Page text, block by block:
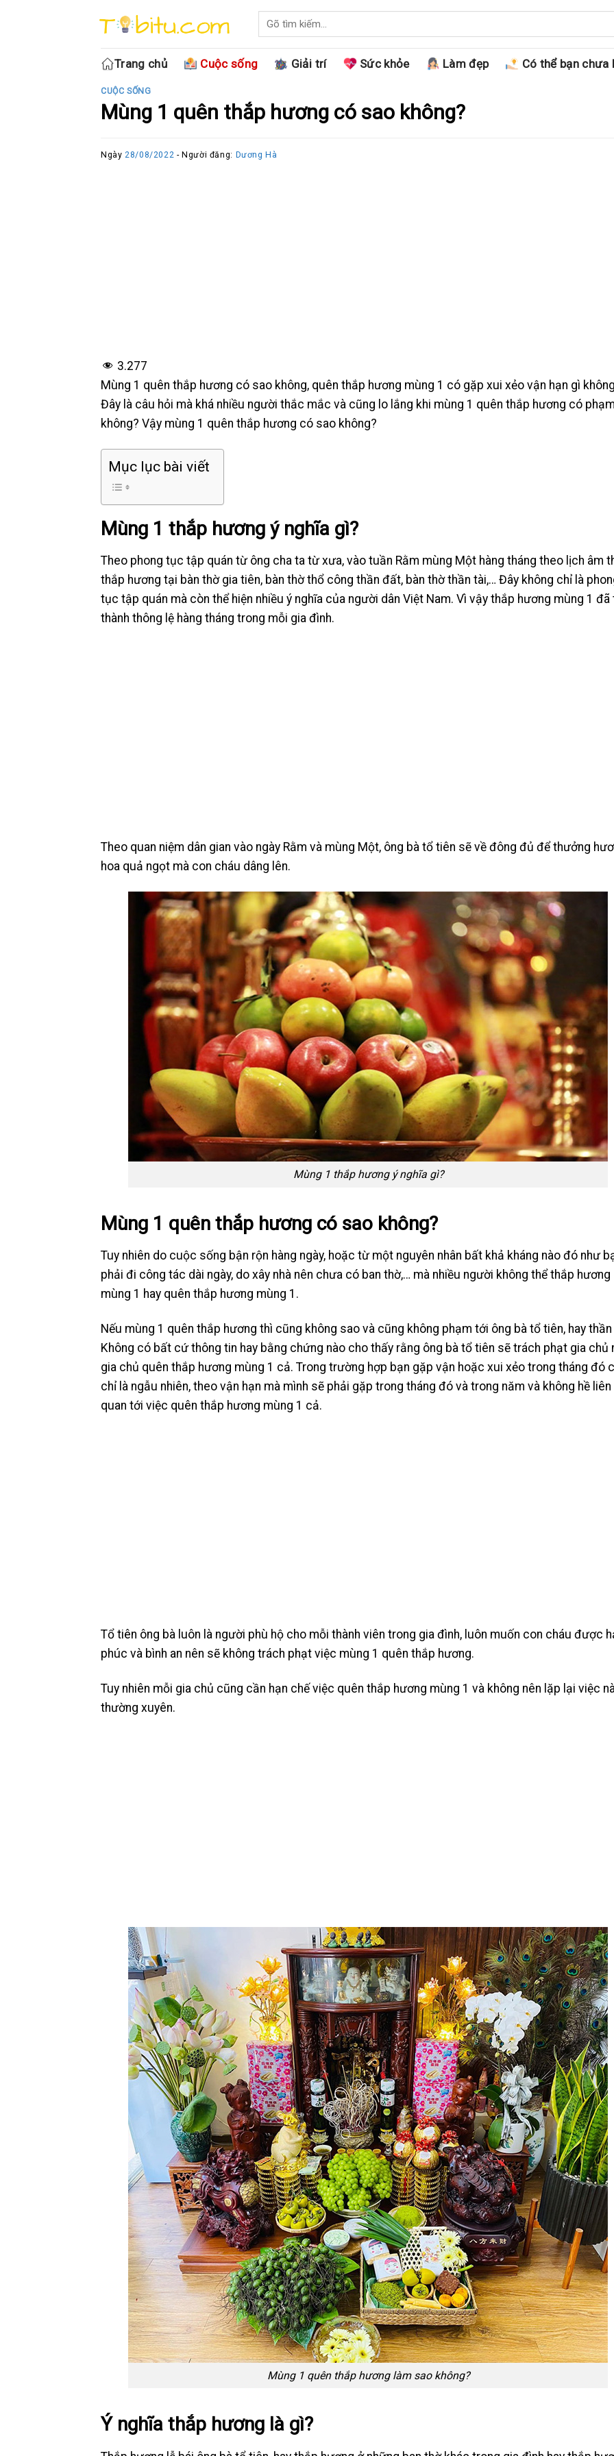
Trang chủ
Cuộc sống Giải trí Sức khỏe Làm đẹp Có thể bạn chưa
CUỘC SỐNG
Mùng 1 quên thắp hương có sao không?
Ngày28/08/2022 - Người đăng: Dương Hà
3.277
Mùng 1 quên thắp hương có sao không, quên thắp hương mùng 1 có gặp xui xẻo vận hạn gì
Đây là câu hỏi mà khá nhiều người thắc mắc và cũng lo lắng khi mùng 1 quên thắp hương có
không? Vậy mùng 1 quên thắp hương có sao không?
Mục lục bài viết
Mùng 1 thắp hương ý nghĩa gì?
Theo phong tục tập quán từ ông cha ta từ xưa, vào tuần Rằm mùng Một hàng tháng theo lịch âm
thắp hương tại bàn thờ gia tiên, bàn thờ thổ công thần đất, bàn thờ thần tài,… Đây không chỉ là
tục tập quán mà còn thể hiện nhiều ý nghĩa của người dân Việt Nam. Vì vậy thắp hương mùng 1 đã
thành thông lệ hàng tháng trong mỗi gia đình.
Theo quan niệm dân gian vào ngày Rằm và mùng Một, ông bà tổ tiên sẽ về đông đủ để thưởng
hoa quả ngọt mà con cháu dâng lên.
Mùng 1 thắp hương ý nghĩa gì?
Mùng 1 quên thắp hương có sao không?
Tuy nhiên do cuộc sống bận rộn hàng ngày, hoặc từ một nguyên nhân bất khả kháng nào đó như
phải đi công tác dài ngày, do xây nhà nên chưa có ban thờ,… mà nhiều người không thể thắp hương
mùng 1 hay quên thắp hương mùng 1.
Nếu mùng 1 quên thắp hương thì cũng không sao và cũng không phạm tới ông bà tổ tiên, hay thần
Không có bất cứ thông tin hay bằng chứng nào cho thấy rằng ông bà tổ tiên sẽ trách phạt gia chủ
gia chủ quên thắp hương mùng 1 cả. Trong trường hợp bạn gặp vận hoặc xui xẻo trong tháng đó
chỉ là ngẫu nhiên, theo vận hạn mà mình sẽ phải gặp trong tháng đó và trong năm và không hề liên
quan tới việc quên thắp hương mùng 1 cả.
Tổ tiên ông bà luôn là người phù hộ cho mỗi thành viên trong gia đình, luôn muốn con cháu được
phúc và bình an nên sẽ không trách phạt việc mùng 1 quên thắp hương.
Tuy nhiên mỗi gia chủ cũng cần hạn chế việc quên thắp hương mùng 1 và không nên lặp lại việc
thường xuyên.
Mùng 1 quên thắp hương làm sao không?
Ý nghĩa thắp hương là gì?